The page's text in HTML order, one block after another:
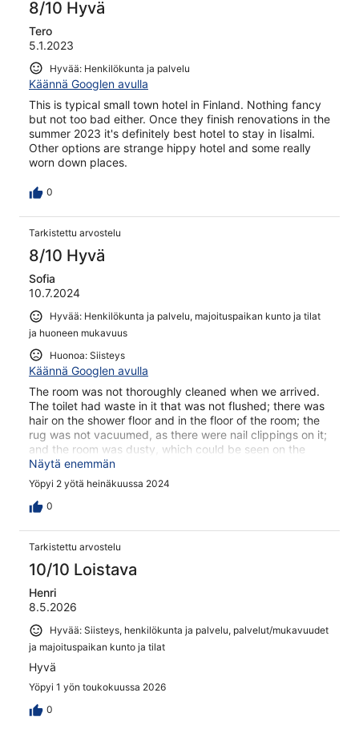
8/10 Hyvä
Tero
5.1.2023
Hyvää: Henkilökunta ja palvelu
Käännä Googlen avulla
This is typical small town hotel in Finland. Nothing fancy
but not too bad either. Once they finish renovations in the
summer 2023 it's definitely best hotel to stay in Iisalmi.
Other options are strange hippy hotel and some really
worn down places.
0
Tarkistettu arvostelu
8/10 Hyvä
Sofia
10.7.2024
Hyvää: Henkilökunta ja palvelu, majoituspaikan kunto ja tilat
ja huoneen mukavuus
Huonoa: Siisteys
Käännä Googlen avulla
The room was not thoroughly cleaned when we arrived.
The toilet had waste in it that was not flushed; there was
hair on the shower floor and in the floor of the room; the
rug was not vacuumed, as there were nail clippings on it;
and the room was dusty, which could be seen on the
tables and cups.
Näytä enemmän
Yöpyi 2 yötä heinäkuussa 2024
0
Tarkistettu arvostelu
10/10 Loistava
Henri
8.5.2026
Hyvää: Siisteys, henkilökunta ja palvelu, palvelut/mukavuudet
ja majoituspaikan kunto ja tilat
Hyvä
Yöpyi 1 yön toukokuussa 2026
0